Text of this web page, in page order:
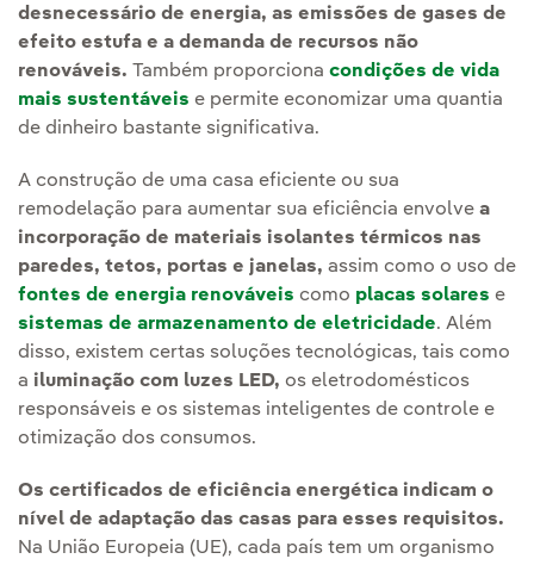
desnecessário de energia, as emissões de gases de
efeito estufa e a demanda de recursos não
renováveis. Também proporciona condições de vida
mais sustentáveis e permite economizar uma quantia
de dinheiro bastante significativa.
A construção de uma casa eficiente ou sua
remodelação para aumentar sua eficiência envolve a
incorporação de materiais isolantes térmicos nas
paredes, tetos, portas e janelas, assim como o uso de
fontes de energia renováveis como placas solares e
sistemas de armazenamento de eletricidade. Além
disso, existem certas soluções tecnológicas, tais como
a iluminação com luzes LED, os eletrodomésticos
responsáveis e os sistemas inteligentes de controle e
otimização dos consumos.
Os certificados de eficiência energética indicam o
nível de adaptação das casas para esses requisitos.
Na União Europeia (UE), cada país tem um organismo